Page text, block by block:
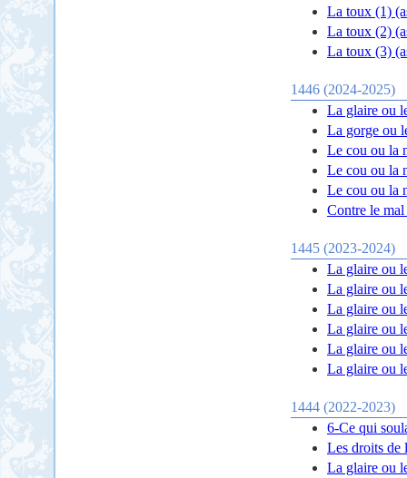
1446 (2024-2025)
La glaire ou
La gorge ou
Le cou ou la
Le cou ou la
Le cou ou la
Contre le
1445 (2023-2024)
La glaire ou
La glaire ou
La glaire ou
La glaire ou
La glaire ou
La glaire ou
1444 (2022-2023)
6-Ce qui
Les droits de
La glaire ou